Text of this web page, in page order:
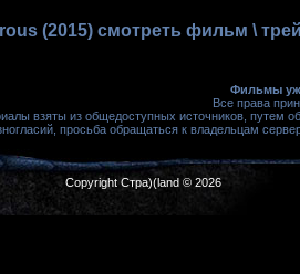
(2015) смотреть фильм \
Фильмы
Все права
взяты из общедоступных источников, путем
просьба обращаться к владельцам
Copyright Стра)(land © 2026